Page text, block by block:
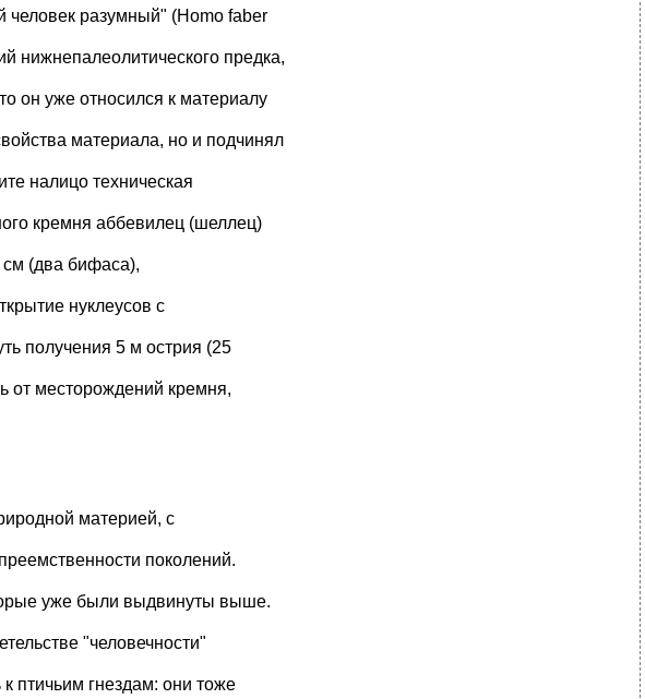
человек разумный" (Homo faber
нижнепалеолитического предка,
он уже относился к материалу
материала, но и подчинял
налицо техническая
кремня аббевилец (шеллец)
(два бифаса),
нуклеусов с
получения 5 м острия (25
от месторождений кремня,
материей, с
поколений.
уже были выдвинуты выше.
"человечности"
птичьим гнездам: они тоже